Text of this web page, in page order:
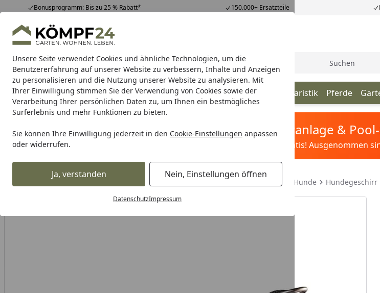
Unsere Seite verwendet Cookies und ähnliche Technologien, um die
Benutzererfahrung auf unserer Website zu verbessern, Inhalte und Anzeigen
zu personalisieren und die Nutzung unserer Website zu analysieren. Mit
Ihrer Einwilligung stimmen Sie der Verwendung von Cookies sowie der
Verarbeitung Ihrer persönlichen Daten zu, um Ihnen ein bestmögliches
Surferlebnis und mehr Funktionen zu bieten.
Sie können Ihre Einwilligung jederzeit in den Cookie-Einstellungen anpassen
oder widerrufen.
Ja, verstanden Nein, Einstellungen öffnen
DatenschutzImpressum
Bonusprogramm: Bis zu 25 % Rabatt* 150.000+ Ersatzteile
Hotline07051 / 9 22 22
Mo-Fr. 8-16 Uhr 25.958 Bewertungen
Alle Produkte
Alle ProdukteHighlights Tipps & Tricks Suche
Tierbedarf & Tiernahrung Hunde Katzen Kleintiere Vögel Aquaristik Pferde
Karibu Pools inkl. gratis Sandfilteranlage &
Dein Traumpool im Sorglos-Paket: Filter&Pflege gratis! Ausgenommen
Tierbedarf & Tiernahrung Hundebedarf Halsbänder, Leinen & Geschirr für Hunde Hundegeschirr